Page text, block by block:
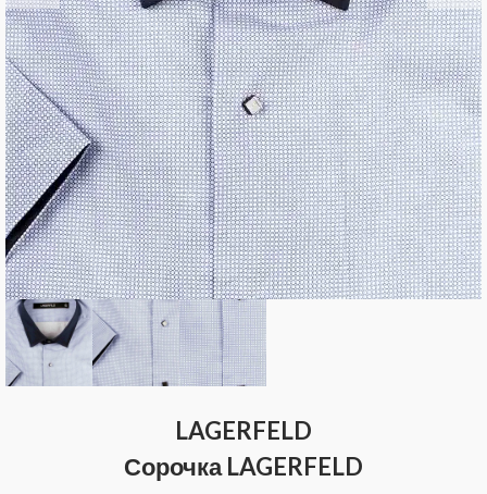
LAGERFELD
Сорочка LAGERFELD